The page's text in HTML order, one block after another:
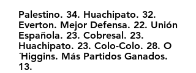
Palestino. 34. Huachipato. 32.
Everton. Mejor Defensa. 22. Unión
Española. 23. Cobresal. 23.
Huachipato. 23. Colo-Colo. 28. O
´Higgins. Más Partidos Ganados.
13.